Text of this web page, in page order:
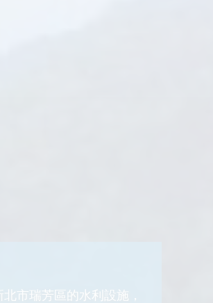
市瑞芳區的水利設施，